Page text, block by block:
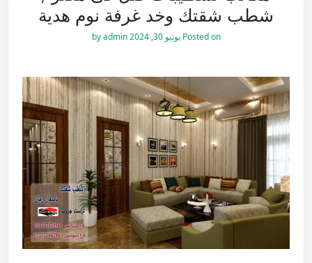
شطب شقتك وخد غرفة نوم هدية
Posted on يونيو 30, 2024 by
admin